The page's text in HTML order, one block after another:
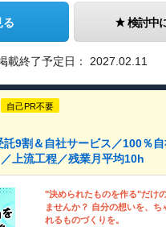
る 検討中
載終了予定日： 2027.02.11
自己PR不要
託9割＆自社サービス／100％
上流工程／残業月平均10h
"決められたものを作る"だけ
ませんか？ 自分の想いを、ち
れるものづくりを。